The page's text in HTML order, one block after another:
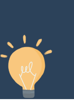
(WIE)
Open Online University